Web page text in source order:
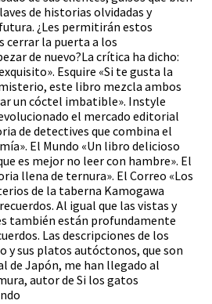
de historias olvidadas y
¿Les permitirán estos
cerrar la puerta a los
de nuevo?La crítica ha dicho:
Esquire «Si te gusta la
este libro mezcla ambos
un cóctel imbatible». Instyle
el mercado editorial
de detectives que combina el
El Mundo «Un libro delicioso
es mejor no leer con hambre». El
llena de ternura». El Correo «Los
de la taberna Kamogawa
Al igual que las vistas y
también están profundamente
Las descripciones de los
y sus platos autóctonos, que son
de Japón, me han llegado al
autor de Si los gatos